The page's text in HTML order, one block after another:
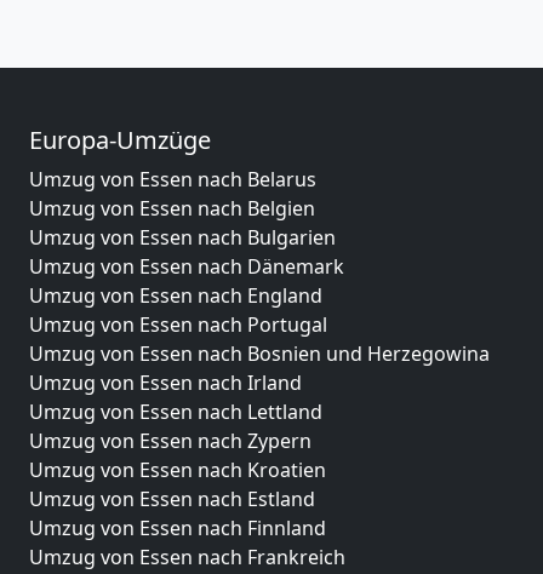
Europa-Umzüge
Umzug von Essen nach Belarus
Umzug von Essen nach Belgien
Umzug von Essen nach Bulgarien
Umzug von Essen nach Dänemark
Umzug von Essen nach England
Umzug von Essen nach Portugal
Umzug von Essen nach Bosnien und Herzegowina
Umzug von Essen nach Irland
Umzug von Essen nach Lettland
Umzug von Essen nach Zypern
Umzug von Essen nach Kroatien
Umzug von Essen nach Estland
Umzug von Essen nach Finnland
Umzug von Essen nach Frankreich